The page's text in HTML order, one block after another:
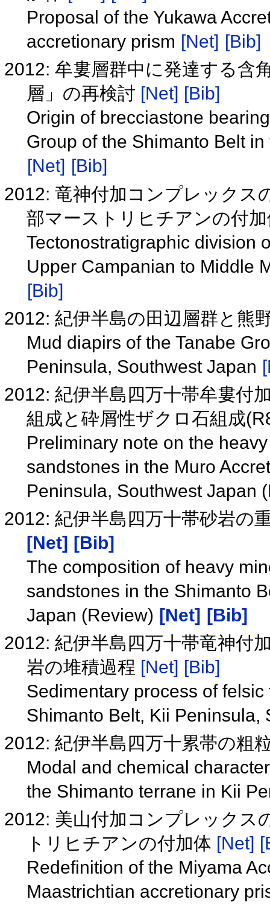
Proposal of the Yukawa
accretionary prism [Net] [Bib]
2012: 牟婁層群中に発達する含
層」の再検討 [Net] [Bib]
Origin of brecciastone
Group of the Shimanto Belt
[Net] [Bib]
2012: 竜神付加コンプレックス
部マーストリヒチアンの付
Tectonostratigraphic division
Upper Campanian to Middle
[Bib]
2012: 紀伊半島の田辺層群と熊
Mud diapirs of the Tanabe
Peninsula, Southwest Japan
2012: 紀伊半島四万十帯牟婁付
組成と砕屑性ザクロ石組成
Preliminary note on the
sandstones in the Muro
Peninsula, Southwest Japan
2012: 紀伊半島四万十帯砂岩の
[Net] [Bib]
The composition of heavy
sandstones in the Shimanto
Japan (Review) [Net] [Bib]
2012: 紀伊半島四万十帯竜神付
岩の堆積過程 [Net] [Bib]
Sedimentary process of
Shimanto Belt, Kii
2012: 紀伊半島四万十累帯の粗
Modal and chemical
the Shimanto terrane in Kii
2012: 美山付加コンプレックス
トリヒチアンの付加体 [Net]
Redefinition of the Miyama
Maastrichtian accretionary